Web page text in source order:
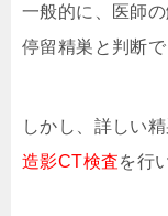
一般的に、医師
停留精巣と判断で
しかし、詳しい
造影CT検査を行